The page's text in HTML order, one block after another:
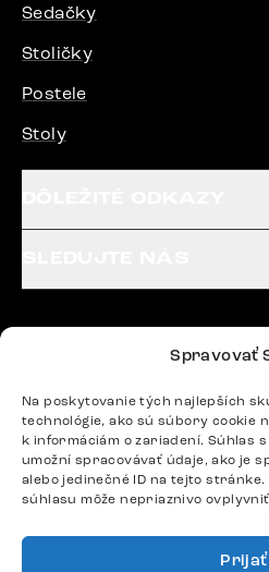
Spravovať
Na poskytovanie tých najlepších
technológie, ako sú súbory cookie
k informáciám o zariadení. Súhlas
umožní spracovávať údaje, ako je
alebo jedinečné ID na tejto
súhlasu môže nepriaznivo
Prijať
Sedačky
Stoličky
Postele
Stoly
Potrebujete radu?
Po – Pia: 9:00 – 17:00
podpora@delife-shop.sk
Odpovedáme do 24 hodín.